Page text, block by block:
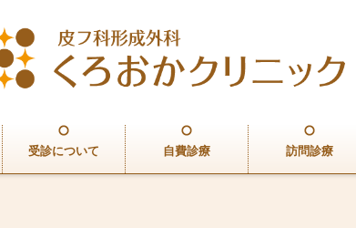
受診について 自費診療 訪問診療